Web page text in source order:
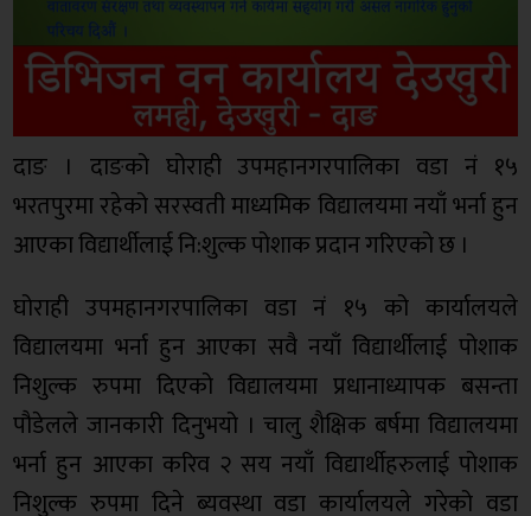
दाङ । दाङको घोराही उपमहानगरपालिका वडा नं १५
भरतपुरमा रहेको सरस्वती माध्यमिक विद्यालयमा नयाँ भर्ना हुन
आएका विद्यार्थीलाई नि:शुल्क पोशाक प्रदान गरिएको छ ।
घोराही उपमहानगरपालिका वडा नं १५ को कार्यालयले
विद्यालयमा भर्ना हुन आएका सवै नयाँ विद्यार्थीलाई पोशाक
निशुल्क रुपमा दिएको विद्यालयमा प्रधानाध्यापक बसन्ता
पौडेलले जानकारी दिनुभयो । चालु शैक्षिक बर्षमा विद्यालयमा
भर्ना हुन आएका करिव २ सय नयाँ विद्यार्थीहरुलाई पोशाक
निशुल्क रुपमा दिने ब्यवस्था वडा कार्यालयले गरेको वडा